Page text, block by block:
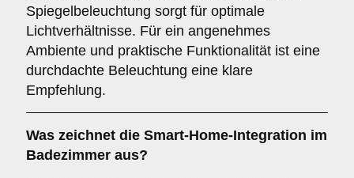
Spiegelbeleuchtung sorgt für optimale
Lichtverhältnisse. Für ein angenehmes
Ambiente und praktische Funktionalität ist eine
durchdachte Beleuchtung eine klare
Empfehlung.
Was zeichnet die Smart-Home-Integration im
Badezimmer aus?